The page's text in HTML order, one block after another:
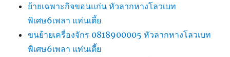
ย้ายเฉพาะกิจขอนแก่น หัวลากหางโลวเบท
พิเศษ6เพลา แท่นเตี้ย
ขนย้ายเครื่องจักร 0818900005 หัวลากหางโลวเบท
พิเศษ6เพลา แท่นเตี้ย